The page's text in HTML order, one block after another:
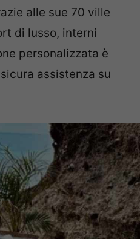
alle sue 70 ville
di lusso, interni
personalizzata è
assistenza su